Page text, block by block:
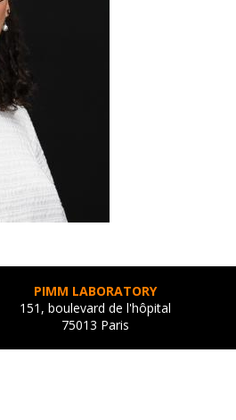
PIMM LABORATORY
151, boulevard de l'hôpital
75013 Paris